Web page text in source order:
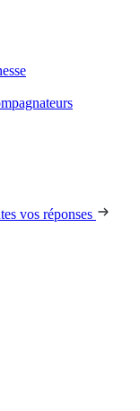
vos réponses